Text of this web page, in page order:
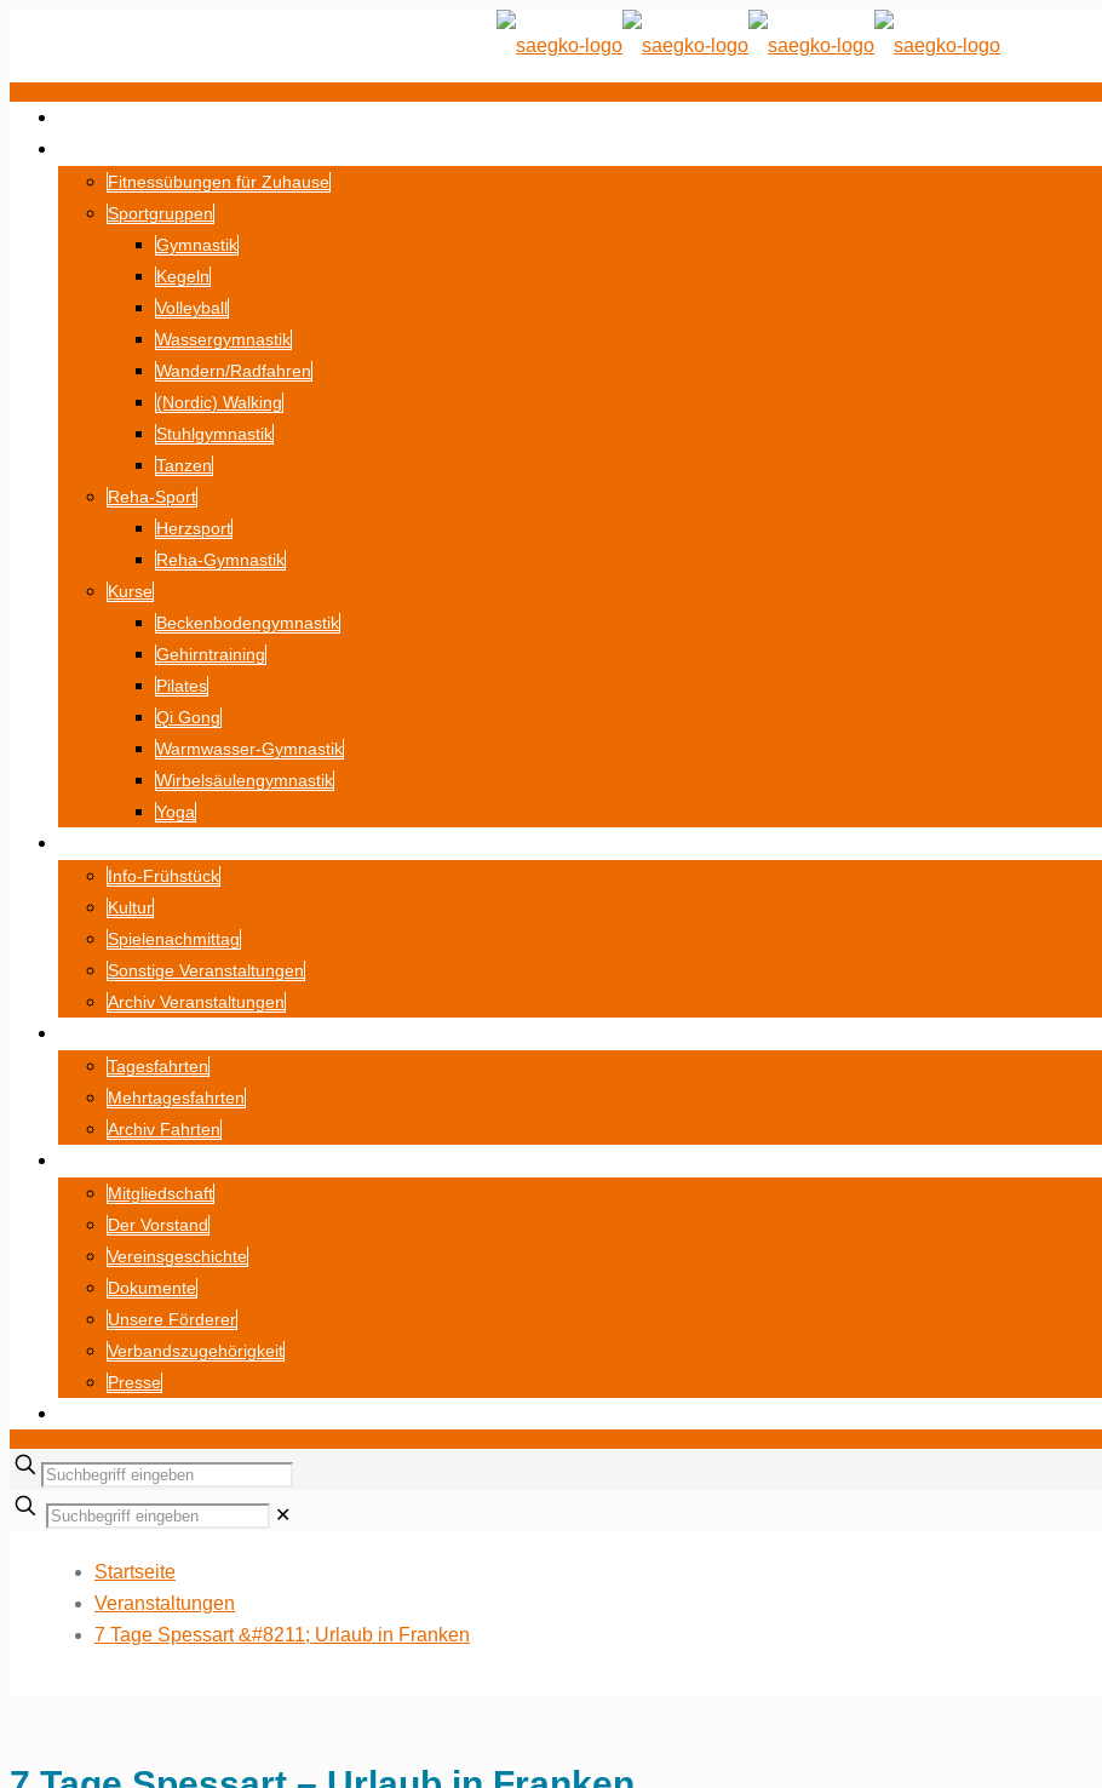
Fitnessübungen für Zuhause
Sportgruppen
Gymnastik
Kegeln
Volleyball
Wassergymnastik
Wandern/Radfahren
(Nordic) Walking
Stuhlgymnastik
Tanzen
Reha-Sport
Herzsport
Reha-Gymnastik
Kurse
Beckenbodengymnastik
Gehirntraining
Pilates
Qi Gong
Warmwasser-Gymnastik
Wirbelsäulengymnastik
Yoga
Info-Frühstück
Kultur
Spielenachmittag
Sonstige Veranstaltungen
Archiv Veranstaltungen
Tagesfahrten
Mehrtagesfahrten
Archiv Fahrten
Mitgliedschaft
Der Vorstand
Vereinsgeschichte
Dokumente
Unsere Förderer
Verbandszugehörigkeit
Presse
✕
Startseite
Veranstaltungen
7 Tage Spessart &#8211; Urlaub in Franken